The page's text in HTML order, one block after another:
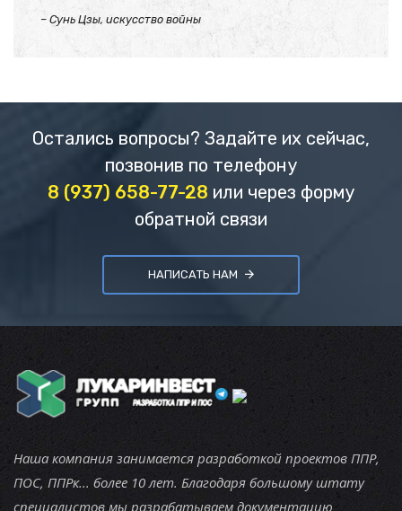
– Сунь Цзы, искусство войны
Остались вопросы? Задайте их сейчас,
позвонив по телефону
8 (937) 658-77-28 или через форму
обратной связи
НАПИСАТЬ НАМ
Наша компания занимается разработкой проектов ППР,
ПОС, ППРк... более 10 лет. Благодаря большому штату
специалистов мы разрабатываем документацию